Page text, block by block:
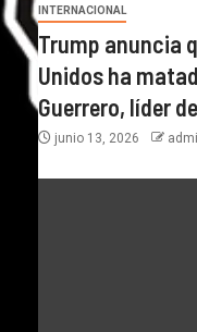
INTERNACIONAL
Trump anuncia
Unidos ha
Guerrero, líder
junio 13, 2026